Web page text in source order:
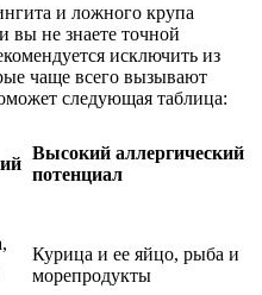
и ложного крупа
вы не знаете точной
исключить из
чаще всего вызывают
следующая таблица:
Высокий аллергический
потенциал
Курица и ее яйцо, рыба и
морепродукты